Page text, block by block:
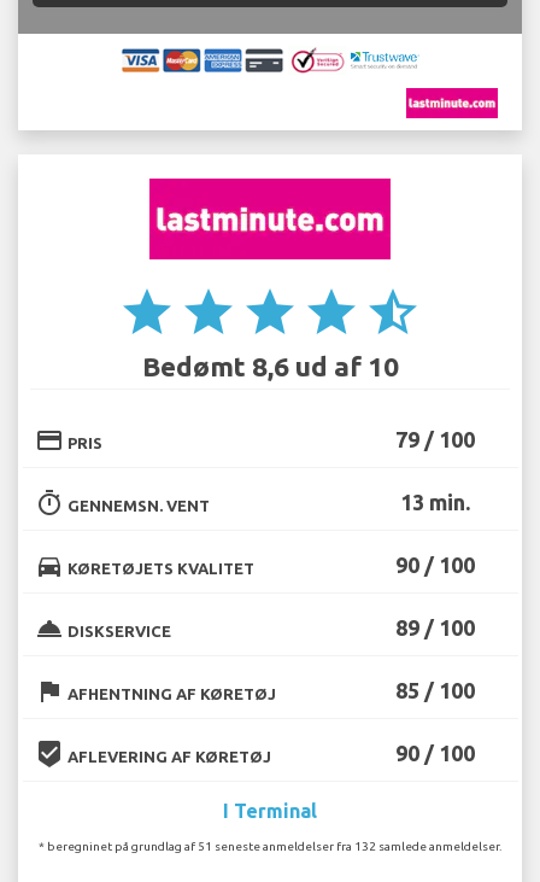
star star star star star_half
Bedømt 8,6 ud af 10
credit_card PRIS 79 / 100
timer GENNEMSN. VENT 13 min.
directions_car KØRETØJETS KVALITET 90 / 100
room_service DISKSERVICE 89 / 100
flag AFHENTNING AF KØRETØJ 85 / 100
beenhere AFLEVERING AF KØRETØJ 90 / 100
I Terminal
* beregninet på grundlag af 51 seneste anmeldelser fra 132 samlede anmeldelser.